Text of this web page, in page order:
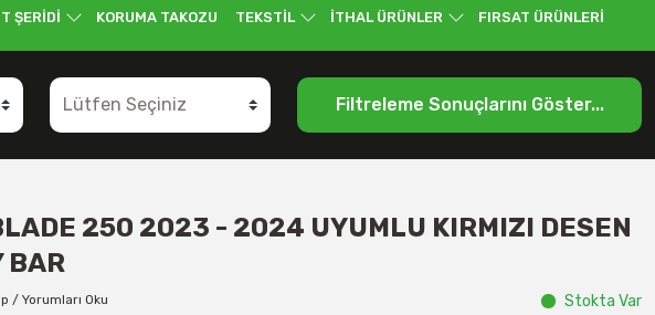
ŞERİDİ KORUMA TAKOZU TEKSTİL İTHAL ÜRÜNLER FIRSAT ÜRÜNLERİ
Filtreleme Sonuçlarını Göster...
250 2023 - 2024 UYUMLU KIRMIZI DESEN
BAR
/ Yorumları Oku Stokta Var